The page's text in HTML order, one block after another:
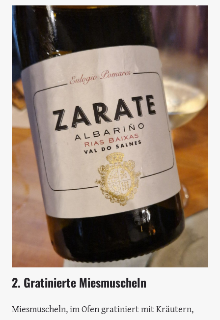
2. Gratinierte Miesmuscheln
Miesmuscheln, im Ofen gratiniert mit Kräutern,